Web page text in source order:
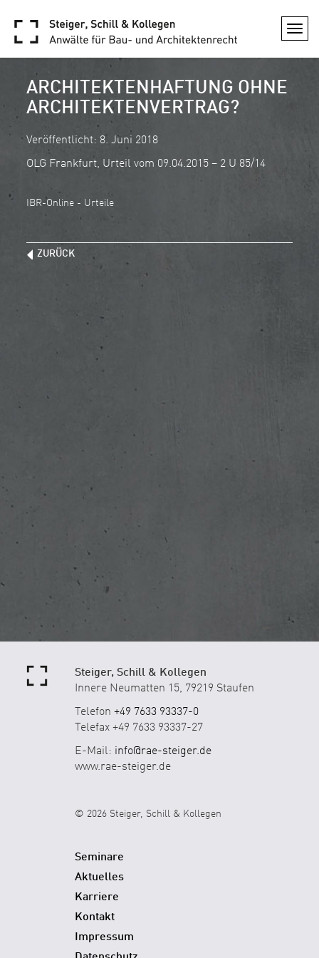
ARCHITEKTENHAFTUNG OHNE
ARCHITEKTENVERTRAG?
Veröffentlicht: 8. Juni 2018
OLG Frankfurt, Urteil vom 09.04.2015 – 2 U 85/14
IBR-Online - Urteile
ZURÜCK
Steiger, Schill & Kollegen
Innere Neumatten 15, 79219 Staufen
Telefon +49 7633 93337-0
Telefax +49 7633 93337-27
E-Mail: info@rae-steiger.de
www.rae-steiger.de
© 2026 Steiger, Schill & Kollegen
Seminare
Aktuelles
Karriere
Kontakt
Impressum